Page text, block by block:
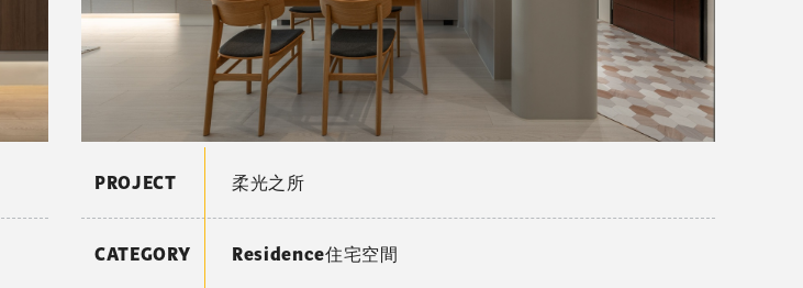
PROJECT 柔光之所
CATEGORY Residence住宅空間